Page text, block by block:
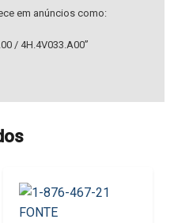
em anúncios como:
/ 4H.4V033.A00”